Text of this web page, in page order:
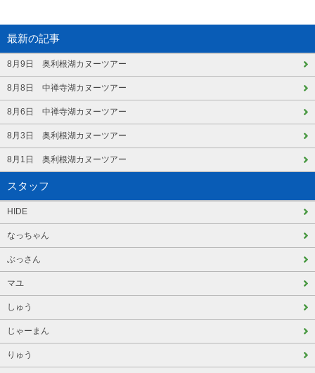
最新の記事
8月9日 奥利根湖カヌーツアー
8月8日 中禅寺湖カヌーツアー
8月6日 中禅寺湖カヌーツアー
8月3日 奥利根湖カヌーツアー
8月1日 奥利根湖カヌーツアー
スタッフ
HIDE
なっちゃん
ぶっさん
マユ
しゅう
じゃーまん
りゅう